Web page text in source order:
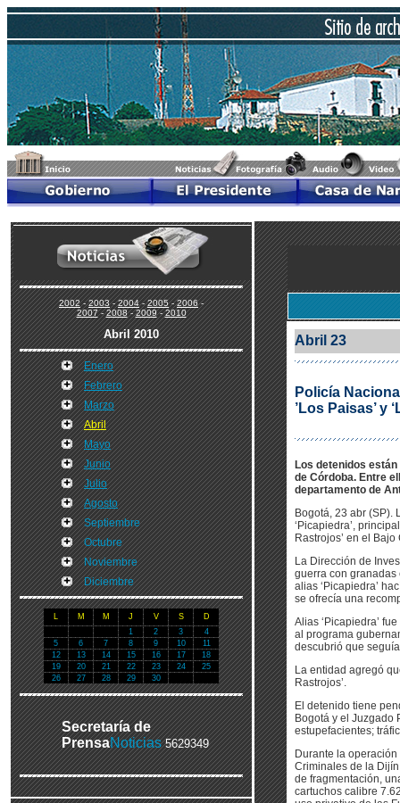
2002-2003-2004-2005-2006-
2007-2008-2009-2010
Abril 2010
Enero
Febrero
Marzo
Abril
Mayo
Junio
Julio
Agosto
Septiembre
Octubre
Noviembre
Diciembre
L M M J V S
D
1
2 3
4
5
6 7 8 9 10
11
12
13 14 15 16 17
18
19
20 21 22 23 24
25
26
27 28 29 30
Secretaría de
PrensaNoticias 5629349
Abril 23
Policía
’Los Paisas’ y
Los detenidos
de Córdoba. Entre
departamento de
Bogotá, 23 abr (SP).
‘Picapiedra’,
Rastrojos’ en el
La Dirección de
guerra con
alias ‘Picapiedra’
se ofrecía una
Alias ‘Picapiedra’
al programa
descubrió que
La entidad agregó
Rastrojos’.
El detenido tiene
Bogotá y el Juzgado
estupefacientes;
Durante la
Criminales de la
de fragmentación,
cartuchos calibre